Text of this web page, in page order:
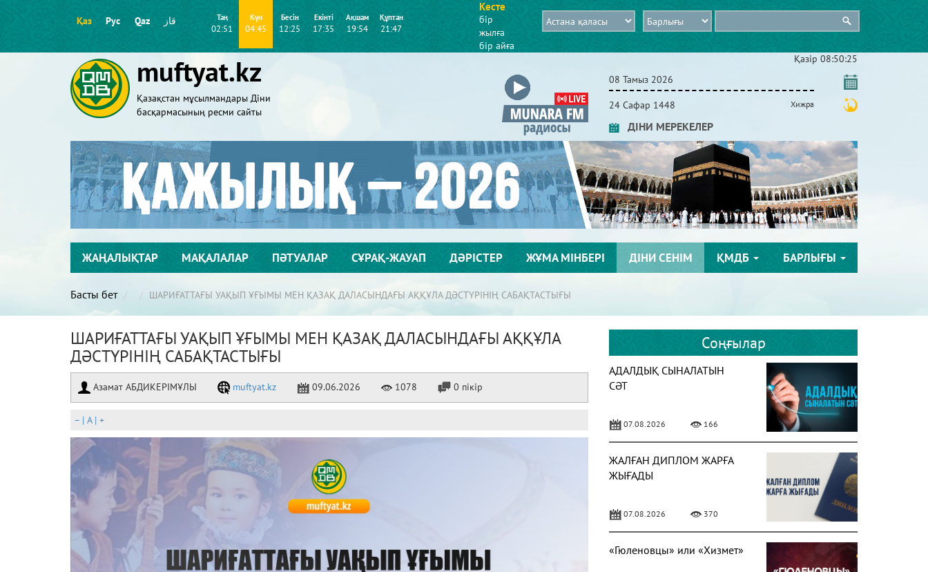
Қаз Рус Qaz قاز Таң
02:51
Күн
04:45
Бесін
12:25
Екінті
17:35
Ақшам
19:54
Құптан
21:47
Кесте
бір
жылға
бір айға
muftyat.kz
Қазақстан мұсылмандары Діни
басқармасының ресми сайты
Қазір 08:50:25
08 Тамыз 2026
24 Сафар 1448 Хижра
ДІНИ МЕРЕКЕЛЕР
ЖАҢАЛЫҚТАР МАҚАЛАЛАР ПӘТУАЛАР СҰРАҚ-ЖАУАП ДӘРІСТЕР ЖҰМА МІНБЕРІ ДІНИ СЕНІМ ҚМДБ БАРЛЫҒЫ
Басты бет ШАРИҒАТТАҒЫ УАҚЫП ҰҒЫМЫ МЕН ҚАЗАҚ ДАЛАСЫНДАҒЫ АҚҚҰЛА ДӘСТҮРІНІҢ САБАҚТАСТЫҒЫ
ШАРИҒАТТАҒЫ УАҚЫП ҰҒЫМЫ МЕН ҚАЗАҚ ДАЛАСЫНДАҒЫ АҚҚҰЛА
ДӘСТҮРІНІҢ САБАҚТАСТЫҒЫ
Азамат АБДИКЕРІМҰЛЫ muftyat.kz 09.06.2026 1078 0 пікір
– | A| +
Соңғылар
АДАЛДЫҚ СЫНАЛАТЫН
СӘТ
07.08.2026 166
ЖАЛҒАН ДИПЛОМ ЖАРҒА
ЖЫҒАДЫ
07.08.2026 370
«Гюленовцы» или «Хизмет»